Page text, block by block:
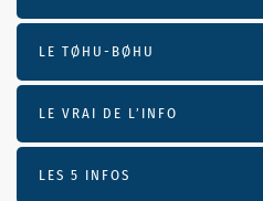
LE TØHU-BØHU
LE VRAI DE L’INFO
LES 5 INFOS